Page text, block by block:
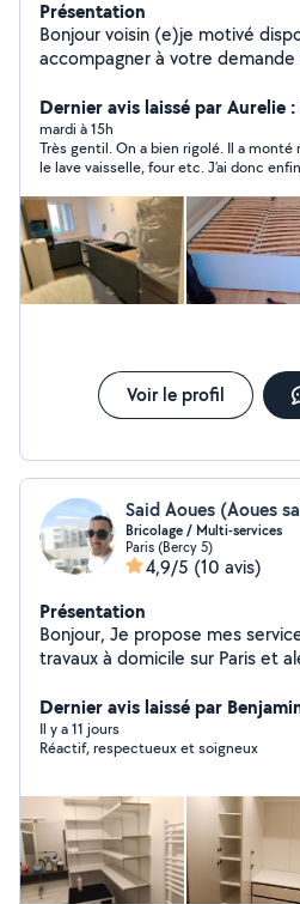
Présentation
Bonjour voisin (e)je motivé
accompagner à votre
véhicule --- Même l'appartement il y a pas l'ascenseur je
suis disponible ---- Montage de meubles
--- Même pour les objets très lourd je suis là
accompagner --- Rangement de cave ect.......
le piano plus de 80 kg ---
kg n'hésitez pas de me
servir Encore ma grande importance c'est écouter la
satisfaction de mes clients. je serai là toujours pour vous
accompagner avec les bonne humeur 24/24
Dernier avis laissé par Aurelie
mardi à 15h
Très gentil. On a bien rigolé. Il a
le lave vaisselle, four etc. J’ai donc
Voir le profil
Said Aoues (Aoues
Bricolage / Multi-services
Paris (Bercy 5)
4,9/5 (10 avis)
Présentation
Bonjour, Je propose mes services de bricolage et petits
travaux à domicile sur Paris et alentours.
étagères, cadres) Petits travaux d'électricité (luminaires,
prises) Plomberie simple (robinet, siphon, débouchage)
Réparations diverses Nettoyage et entretien logement
travailler chez des particuliers
détail. Disponible rapidement Travail propre et efficace
N'hésitez pas à me contacter
Dernier avis laissé par
Il y a 11 jours
Réactif, respectueux et soigneux